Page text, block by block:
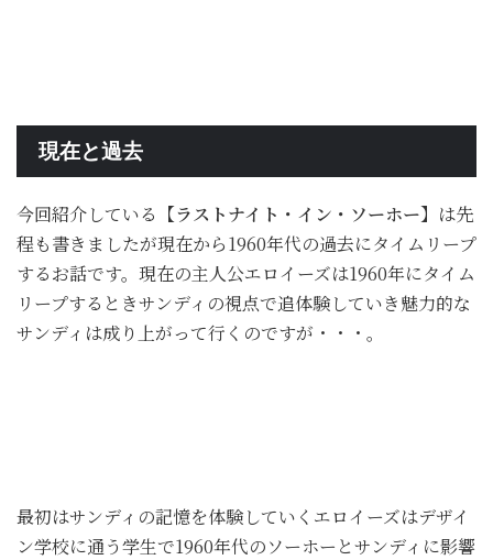
現在と過去
今回紹介している 【ラストナイト・イン・ソーホー】 は先
程も書きましたが現在から1960年代の過去にタイムリープ
するお話です。現在の主人公エロイーズは1960年にタイム
リープするときサンディの視点で追体験していき魅力的な
サンディは成り上がって行くのですが・・・。
最初はサンディの記憶を体験していくエロイーズはデザイ
ン学校に通う学生で1960年代のソーホーとサンディに影響